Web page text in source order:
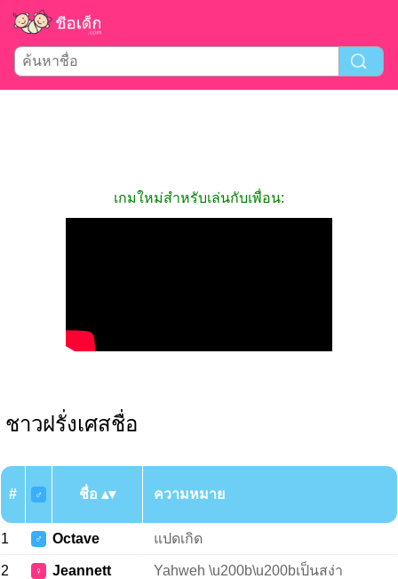
เกมใหม่สำหรับเล่นกับเพื่อน:
ชาวฝรั่งเศสชื่อ
# ♂ ชื่อ ความหมาย
1 ♂ Octave แปดเกิด
2 ♀ Jeannett Yahweh \u200b\u200bเป็นสง่า